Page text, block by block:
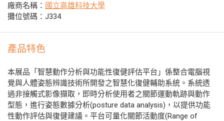
廠商名稱： 國立高雄科技大學
攤位號碼：J334
產品特色
本展品「智慧動作分析與功能性復健評估平台」係整合電腦視
覺與人體姿態辨識技術所開發之智慧化復健輔助系統。系統透
過非接觸式影像擷取，即時分析使用者之關節運動軌跡與動作
型態，進行姿態數據分析(posture data analysis)，以提供功能
性動作評估與復健建議。平台可量化關節活動度(Range of